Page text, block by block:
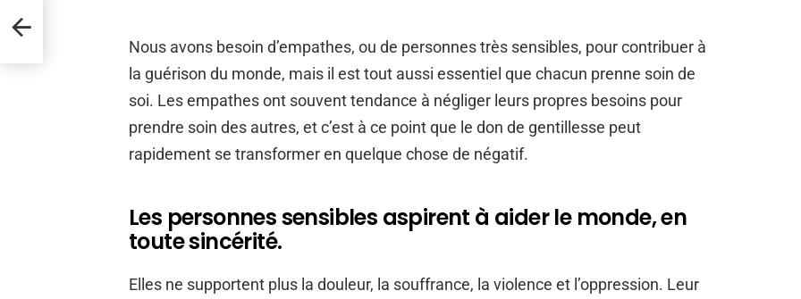
Nous avons besoin d’empathes, ou de personnes très sensibles, pour contribuer à
la guérison du monde, mais il est tout aussi essentiel que chacun prenne soin de
soi. Les empathes ont souvent tendance à négliger leurs propres besoins pour
prendre soin des autres, et c’est à ce point que le don de gentillesse peut
rapidement se transformer en quelque chose de négatif.
Les personnes sensibles aspirent à aider le monde, en
toute sincérité.
Elles ne supportent plus la douleur, la souffrance, la violence et l’oppression. Leur